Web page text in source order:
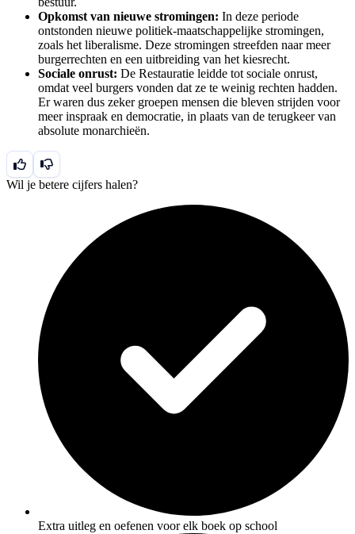
Opkomst van nieuwe stromingen: In deze periode
ontstonden nieuwe politiek-maatschappelijke stromingen,
zoals het liberalisme. Deze stromingen streefden naar meer
burgerrechten en een uitbreiding van het kiesrecht.
Sociale onrust: De Restauratie leidde tot sociale onrust,
omdat veel burgers vonden dat ze te weinig rechten hadden.
Er waren dus zeker groepen mensen die bleven strijden voor
meer inspraak en democratie, in plaats van de terugkeer van
absolute monarchieën.
Wil je betere cijfers halen?
Extra uitleg en oefenen voor elk boek op school